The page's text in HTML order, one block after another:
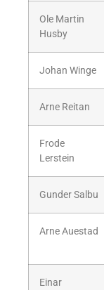
Ole Martin
Husby
Johan Winge
Arne Reitan
Frode
Lerstein
Gunder Salbu
Arne Auestad
Einar